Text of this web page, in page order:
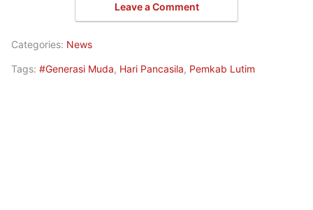
Leave a Comment
Categories: News
Tags: #Generasi Muda, Hari Pancasila, Pemkab Lutim